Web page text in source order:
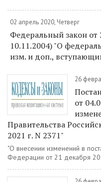
02 апрель 2020, Четверг
Федеральный закон от
10.11.2004) "О
изм. и доп.,
26
от
Правительства
2021 г. N 2371"
"О внесении изменений в
Федерации от 21 декабря